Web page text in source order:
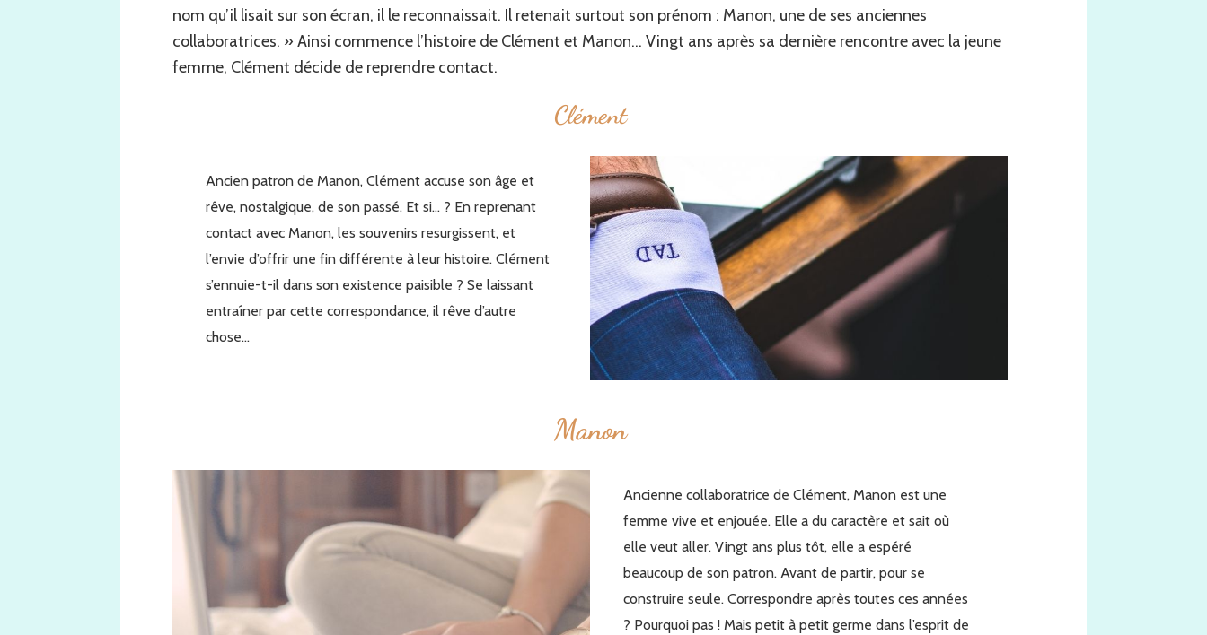
nom qu’il lisait sur son écran, il le reconnaissait. Il retenait surtout son prénom : Manon, une de ses anciennes
collaboratrices. » Ainsi commence l’histoire de Clément et Manon… Vingt ans après sa dernière rencontre avec la jeune
femme, Clément décide de reprendre contact.
Clément
Ancien patron de Manon, Clément accuse son âge et
rêve, nostalgique, de son passé. Et si… ? En reprenant
contact avec Manon, les souvenirs resurgissent, et
l’envie d’offrir une fin différente à leur histoire. Clément
s’ennuie-t-il dans son existence paisible ? Se laissant
entraîner par cette correspondance, il rêve d’autre
chose…
Manon
Ancienne collaboratrice de Clément, Manon est une
femme vive et enjouée. Elle a du caractère et sait où
elle veut aller. Vingt ans plus tôt, elle a espéré
beaucoup de son patron. Avant de partir, pour se
construire seule. Correspondre après toutes ces années
? Pourquoi pas ! Mais petit à petit germe dans l’esprit de